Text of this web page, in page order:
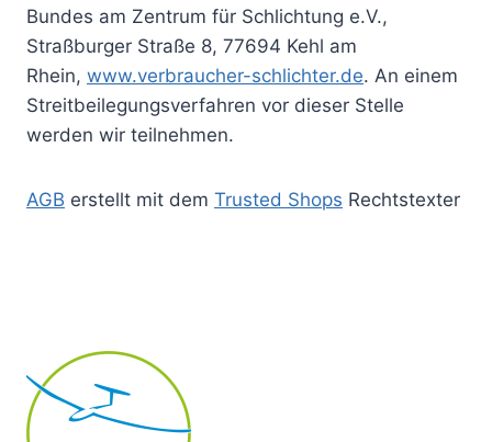
Bundes am Zentrum für Schlichtung e.V.,
Straßburger Straße 8, 77694 Kehl am
Rhein, www.verbraucher-schlichter.de. An einem
Streitbeilegungsverfahren vor dieser Stelle
werden wir teilnehmen.
AGB erstellt mit dem Trusted Shops Rechtstexter